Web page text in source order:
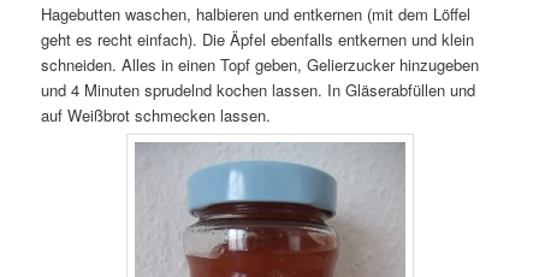
Hagebutten waschen, halbieren und entkernen (mit dem Löffel
geht es recht einfach). Die Äpfel ebenfalls entkernen und klein
schneiden. Alles in einen Topf geben, Gelierzucker hinzugeben
und 4 Minuten sprudelnd kochen lassen. In Gläserabfüllen und
auf Weißbrot schmecken lassen.